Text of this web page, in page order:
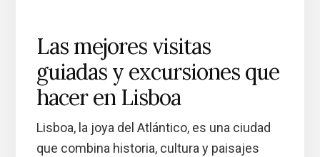
Las mejores visitas
guiadas y excursiones que
hacer en Lisboa
Lisboa, la joya del Atlántico, es una ciudad
que combina historia, cultura y paisajes